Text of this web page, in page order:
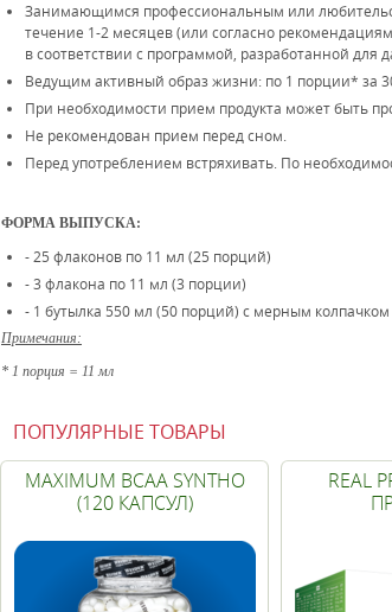
Занимающимся профессиональным или
течение 1-2 месяцев (или согласно
в соответствии с программой, разработанной для
Ведущим активный образ жизни: по 1 порции* за
При необходимости прием продукта может быть
Не рекомендован прием перед сном.
Перед употреблением встряхивать. По
ФОРМА ВЫПУСКА:
- 25 флаконов по 11 мл (25 порций)
- 3 флакона по 11 мл (3 порции)
- 1 бутылка 550 мл (50 порций) с мерным колпачком
Примечания:
* 1 порция = 11 мл
ПОПУЛЯРНЫЕ ТОВАРЫ
MAXIMUM BCAA SYNTHO
(120 КАПСУЛ)
REAL